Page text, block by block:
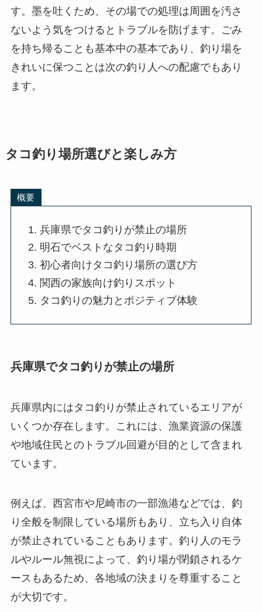
す。墨を吐くため、その場での処理は周囲を汚さ
ないよう気をつけるとトラブルを防げます。ごみ
を持ち帰ることも基本中の基本であり、釣り場を
きれいに保つことは次の釣り人への配慮でもあり
ます。
タコ釣り場所選びと楽しみ方
概要
兵庫県でタコ釣りが禁止の場所
明石でベストなタコ釣り時期
初心者向けタコ釣り場所の選び方
関西の家族向け釣りスポット
タコ釣りの魅力とポジティブ体験
兵庫県でタコ釣りが禁止の場所
兵庫県内にはタコ釣りが禁止されているエリアが
いくつか存在します。これには、漁業資源の保護
や地域住民とのトラブル回避が目的として含まれ
ています。
例えば、西宮市や尼崎市の一部漁港などでは、釣
り全般を制限している場所もあり、立ち入り自体
が禁止されていることもあります。釣り人のモラ
ルやルール無視によって、釣り場が閉鎖されるケ
ースもあるため、各地域の決まりを尊重すること
が大切です。